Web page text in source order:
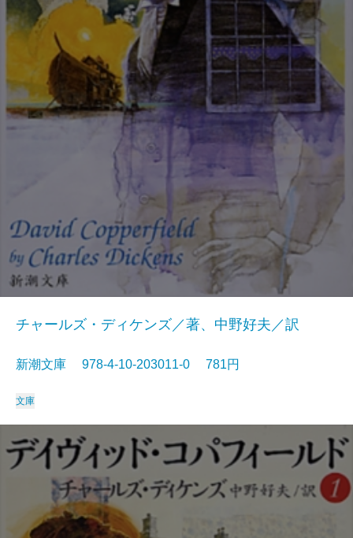
チャールズ・ディケンズ／著、中野好夫／訳
新潮文庫 978-4-10-203011-0 781円
文庫